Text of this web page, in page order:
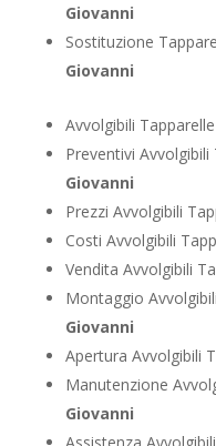
Giovanni
Sostituzione
Giovanni
Avvolgibili Tapparelle
Preventivi Avvolgibili
Giovanni
Prezzi Avvolgibili
Costi Avvolgibili
Vendita Avvolgibili
Montaggio
Giovanni
Apertura Avvolgibili
Manutenzione
Giovanni
Assistenza